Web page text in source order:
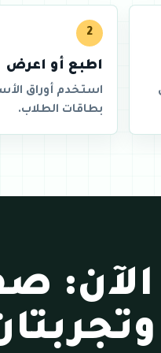
2
اطبع أو اعرض
استخدم أوراق
بطاقات الطلاب.